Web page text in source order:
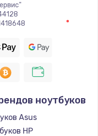
ноутбуков
Asus
HP